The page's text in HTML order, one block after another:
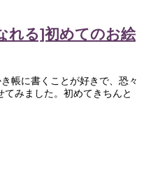
れる]初めてのお絵
に書くことが好きで、恐々
みました。初めてきちんと